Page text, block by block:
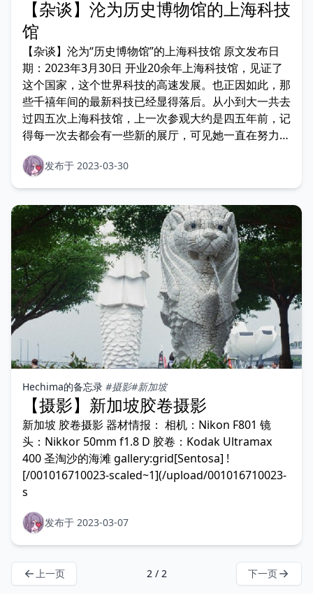
【杂谈】沦为历史博物馆的上海科技
馆
【杂谈】沦为“历史博物馆”的上海科技馆 原文发布日
期：2023年3月30日 开业20余年上海科技馆，见证了
这个国家，这个世界科技的高速发展。也正因如此，那
些千禧年间的最新科技已经显得落后。从小到大一共去
过四五次上海科技馆，上一次参观大约是四五年前，记
得每一次去都会有一些新的展厅，可见她一直在努力紧
跟
发布于 2023-03-30
Hechima的备忘录 #摄影#新加坡
【摄影】新加坡胶卷摄影
新加坡 胶卷摄影 器材情报： 相机：Nikon F801 镜
头：Nikkor 50mm f1.8 D 胶卷：Kodak Ultramax
400 圣淘沙的海滩 gallery:grid[Sentosa] !
[/001016710023-scaled~1](/upload/001016710023-
s
发布于 2023-03-07
上一页 2 / 2 下一页